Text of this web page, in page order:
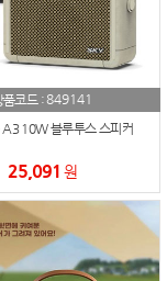
품코드 :849141
A3 10W 블루투스 스피커
25,091 원